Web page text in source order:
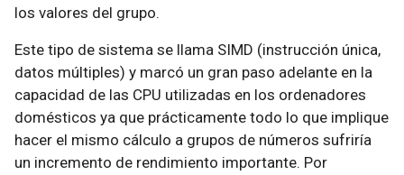
los valores del grupo.
Este tipo de sistema se llama SIMD (instrucción única,
datos múltiples) y marcó un gran paso adelante en la
capacidad de las CPU utilizadas en los ordenadores
domésticos ya que prácticamente todo lo que implique
hacer el mismo cálculo a grupos de números sufriría
un incremento de rendimiento importante. Por